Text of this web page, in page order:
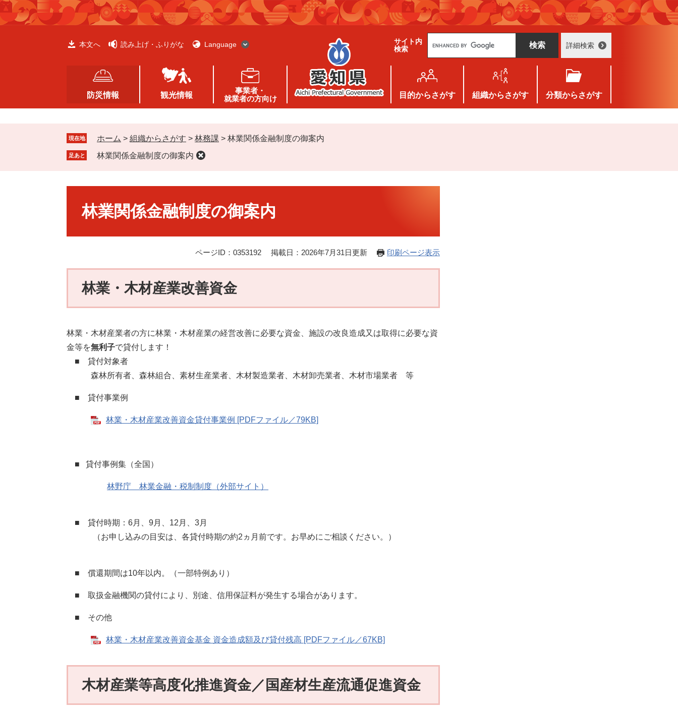
ペ
ー
メ
ニ
本文へ 読み上げ・ふりがな Language
サイト内
検索
g
e
カ
タ
ム
検
詳細検索
防災情報 観光情報
事業者・
就業者の方向け
目的からさがす 組織からさがす 分類からさがす
現在地 ホーム > 組織からさがす > 林務課 > 林業関係金融制度の御案内
足あと 林業関係金融制度の御案内
林業関係金融制度の御案内
ページID：0353192 掲載日：2026年7月31日更新 印刷ページ表示
林業・木材産業改善資金
林業・木材産業者の方に林業・木材産業の経営改善に必要な資金、施設の改良造成又は取得に必要な資
金等を無利子で貸付します！
■ 貸付対象者
森林所有者、森林組合、素材生産業者、木材製造業者、木材卸売業者、木材市場業者 等
■ 貸付事業例
林業・木材産業改善資金貸付事業例 [PDFファイル／79KB]
■ 貸付事例集（全国）
林野庁 林業金融・税制制度（外部サイト）
■ 貸付時期：6月、9月、12月、3月
（お申し込みの目安は、各貸付時期の約2ヵ月前です。お早めにご相談ください。）
■ 償還期間は10年以内。（一部特例あり）
■ 取扱金融機関の貸付により、別途、信用保証料が発生する場合があります。
■ その他
林業・木材産業改善資金基金 資金造成額及び貸付残高 [PDFファイル／67KB]
木材産業等高度化推進資金／国産材生産流通促進資金